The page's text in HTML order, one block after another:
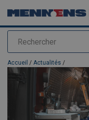
Rechercher
Ajouté au panier
Accueil / Actualités /